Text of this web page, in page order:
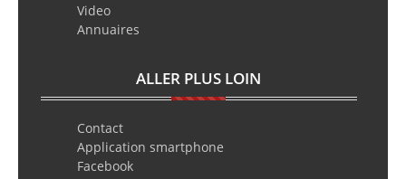
Video
Annuaires
ALLER PLUS LOIN
Contact
Application smartphone
Facebook